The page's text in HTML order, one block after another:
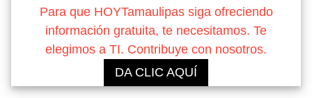
Para que HOYTamaulipas siga ofreciendo
información gratuita, te necesitamos. Te
elegimos a TI. Contribuye con nosotros.
DA CLIC AQUÍ